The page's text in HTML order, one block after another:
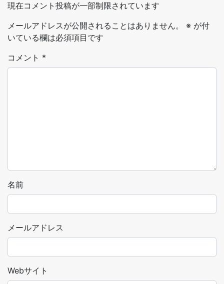
現在コメント投稿が一部制限されています
メールアドレスが公開されることはありません。
※ が付
いている欄は必須項目です
コメント *
名前
メールアドレス
Webサイト